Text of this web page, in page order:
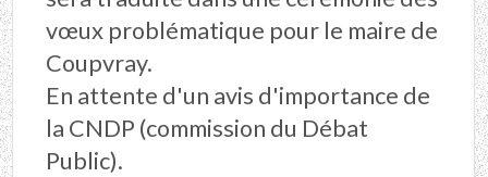
vœux problématique pour le maire de
Coupvray.
En attente d'un avis d'importance de
la CNDP (commission du Débat
Public).